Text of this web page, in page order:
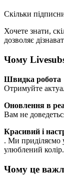
Скільки
Хочете знати,
дозволяє
Чому
Швидка робота
Отримуйте
Оновлення в
Вам не
Красивий і
. Ми приділяємо
улюблений колір.
Чому це